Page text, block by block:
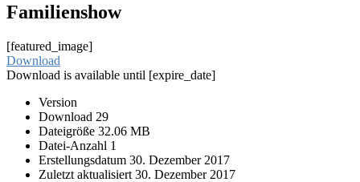
Familienshow
[featured_image]
Download
Download is available until [expire_date]
Version
Download 29
Dateigröße 32.06 MB
Datei-Anzahl 1
Erstellungsdatum 30. Dezember 2017
Zuletzt aktualisiert 30. Dezember 2017